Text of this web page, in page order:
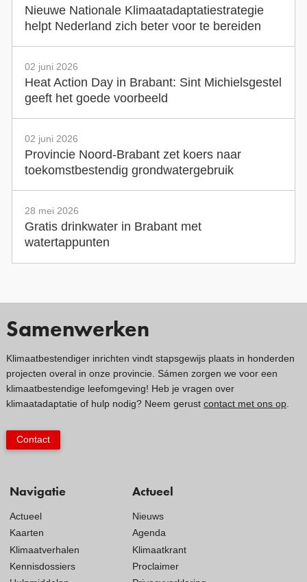
Nieuwe Nationale Klimaatadaptatiestrategie
helpt Nederland zich beter voor te bereiden
02 juni 2026
Heat Action Day in Brabant: Sint Michielsgestel
geeft het goede voorbeeld
02 juni 2026
Provincie Noord-Brabant zet koers naar
toekomstbestendig grondwatergebruik
28 mei 2026
Gratis drinkwater in Brabant met
watertappunten
Navigatie
Actueel
Kaarten
Klimaatverhalen
Kennisdossiers
Actueel
Nieuws
Agenda
Klimaatkrant
Proclaimer
Samenwerken
Klimaatbestendiger inrichten vindt stapsgewijs plaats in honderden
projecten overal in onze provincie. Sámen zorgen we voor een
klimaatbestendige leefomgeving! Heb je vragen over
klimaatadaptatie of hulp nodig? Neem gerust contact met ons op.
Contact